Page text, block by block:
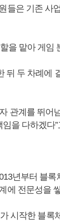
들은 기존 사
을 맡아 게
뒤 두 차례에
관계를 뛰어
을 다하겠다
년부터 블
에 전문성을
시작한 블록